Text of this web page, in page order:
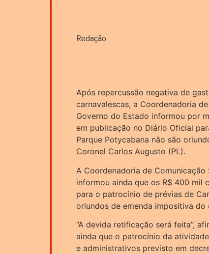
Redação
Após repercussão negativa de
carnavalescas, a Coordenadoria
Governo do Estado informou por
em publicação no Diário Oficial
Parque Potycabana não são
Coronel Carlos Augusto (PL).
A Coordenadoria de
informou ainda que os R$ 400 mil
para o patrocínio de prévias de
oriundos de emenda impositiva
“A devida retificação será feita”,
ainda que o patrocínio da
e administrativos previsto em